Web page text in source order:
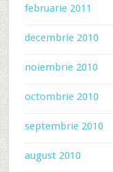
februarie 2011
decembrie 2010
noiembrie 2010
octombrie 2010
septembrie 2010
august 2010